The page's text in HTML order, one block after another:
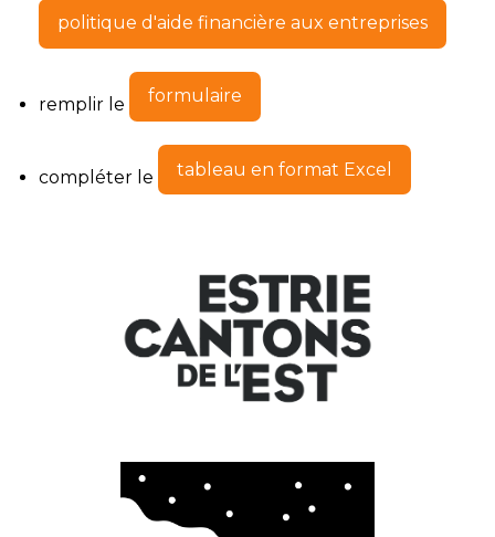
politique d'aide financière aux entreprises
remplir le formulaire
compléter le tableau en format Excel